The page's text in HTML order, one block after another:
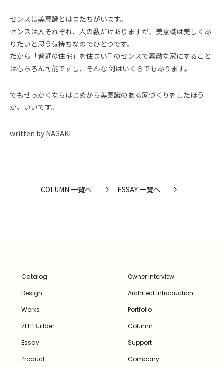
センスは美意識とはまたちがいます。
センスは人それぞれ、人の数だけありますが、美意識は美しくあ
りたいと思う気持ちなのでひとつです。
だから「普通の住宅」を住まい手のセンスで素敵な家にすること
はもちろん可能ですし、そんな 例はいくらでもあります。
でもせっかくならはじめから美意識のある家づくりをしたほう
が、いいです。
written by NAGAKI
COLUMN 一覧へ ESSAY 一覧へ
Catalog
Owner Interview
Design
Architect Introduction
Works
Portfolio
ZEH Builder
Column
Essay
Support
Product
Company